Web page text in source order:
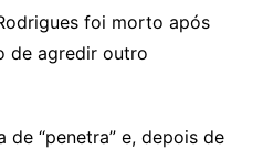
foi morto após
de agredir outro
“penetra” e, depois de